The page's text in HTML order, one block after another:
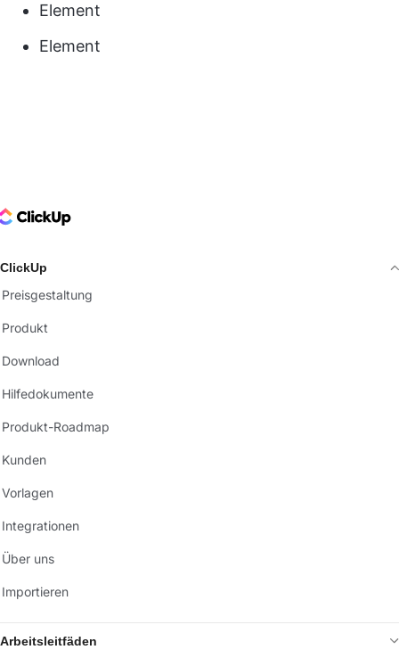
Element
Element
Logo
ClickUp
Preisgestaltung
Produkt
Download
Hilfedokumente
Produkt-Roadmap
Kunden
Vorlagen
Integrationen
Über uns
Importieren
Arbeitsleitfäden